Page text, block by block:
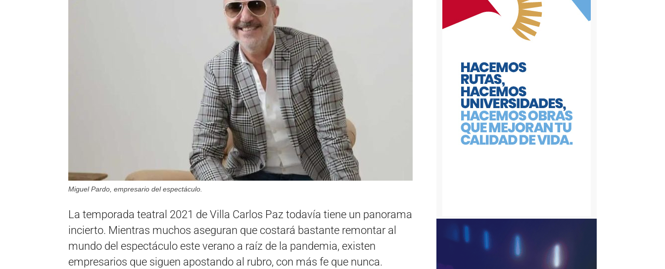
Miguel Pardo, empresario del espectáculo.
La temporada teatral 2021 de Villa Carlos Paz todavía tiene un panorama
incierto. Mientras muchos aseguran que costará bastante remontar al
mundo del espectáculo este verano a raíz de la pandemia, existen
empresarios que siguen apostando al rubro, con más fe que nunca.